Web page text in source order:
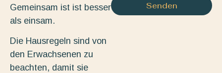
Gemeinsam ist ist besser
als einsam.
Die Hausregeln sind von
den Erwachsenen zu
beachten, damit sie
Senden